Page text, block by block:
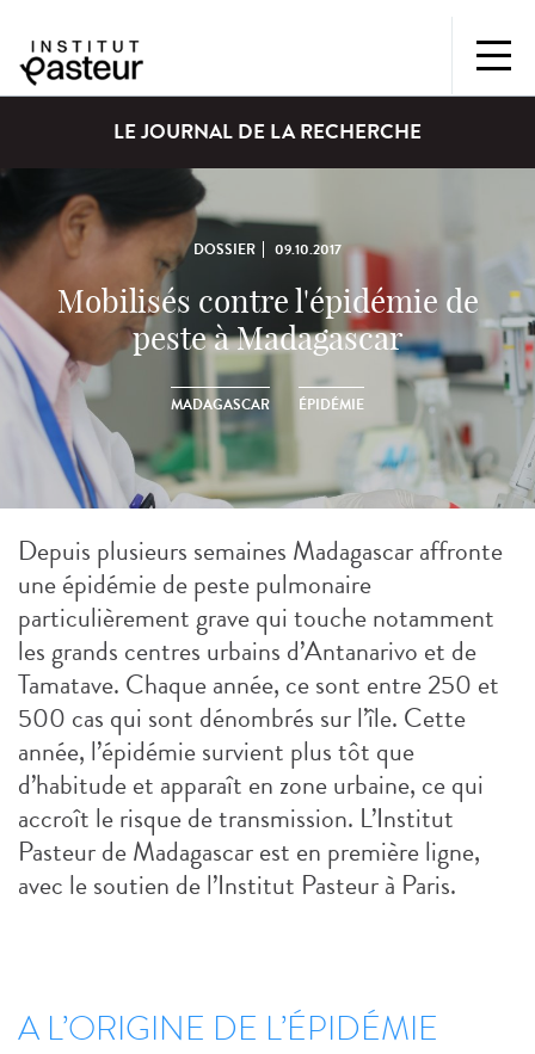
LE JOURNAL DE LA RECHERCHE
DOSSIER 09.10.2017
Mobilisés contre l'épidémie de
peste à Madagascar
MADAGASCAR ÉPIDÉMIE
Depuis plusieurs semaines Madagascar affronte
une épidémie de peste pulmonaire
particulièrement grave qui touche notamment
les grands centres urbains d’Antanarivo et de
Tamatave. Chaque année, ce sont entre 250 et
500 cas qui sont dénombrés sur l’île. Cette
année, l’épidémie survient plus tôt que
d’habitude et apparaît en zone urbaine, ce qui
accroît le risque de transmission. L’Institut
Pasteur de Madagascar est en première ligne,
avec le soutien de l’Institut Pasteur à Paris.
A L’ORIGINE DE L’ÉPIDÉMIE